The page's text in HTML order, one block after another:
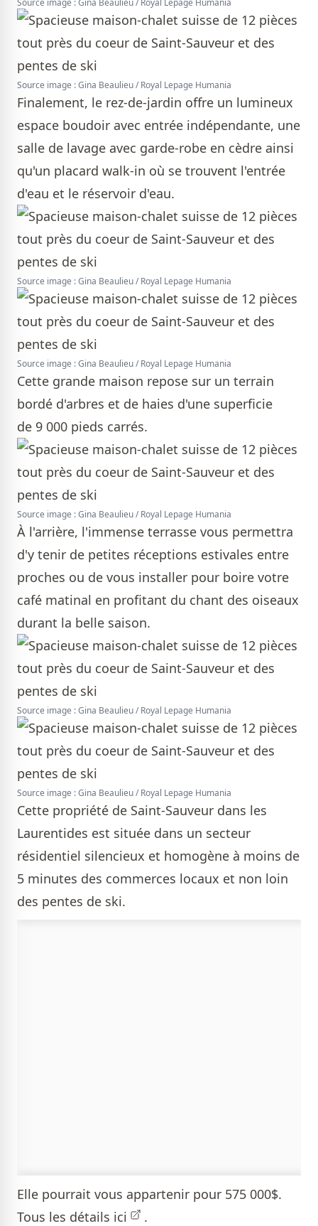
Source image : Gina Beaulieu / Royal Lepage Humania
Source image : Gina Beaulieu / Royal Lepage Humania
Finalement, le rez-de-jardin offre un lumineux
espace boudoir avec entrée indépendante, une
salle de lavage avec garde-robe en cèdre ainsi
qu'un placard walk-in où se trouvent l'entrée
d'eau et le réservoir d'eau.
Source image : Gina Beaulieu / Royal Lepage Humania
Source image : Gina Beaulieu / Royal Lepage Humania
Cette grande maison repose sur un terrain
bordé d'arbres et de haies d'une superficie
de 9 000 pieds carrés.
Source image : Gina Beaulieu / Royal Lepage Humania
À l'arrière, l'immense terrasse vous permettra
d'y tenir de petites réceptions estivales entre
proches ou de vous installer pour boire votre
café matinal en profitant du chant des oiseaux
durant la belle saison.
Source image : Gina Beaulieu / Royal Lepage Humania
Source image : Gina Beaulieu / Royal Lepage Humania
Cette propriété de Saint-Sauveur dans les
Laurentides est située dans un secteur
résidentiel silencieux et homogène à moins de
5 minutes des commerces locaux et non loin
des pentes de ski.
Elle pourrait vous appartenir pour 575 000$.
Tous les détails ici .